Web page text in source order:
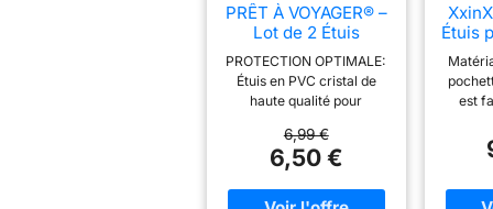
PRÊT À VOYAGER® –
Lot de 2 Étuis
Passeport
Transparent –
Format Européen
13x10 cm – PVC
Cristal Haute Qualité
– Fabriqué en
France – Protection
Passeport Souple
PROTECTION OPTIMALE:
Étuis en PVC cristal de
haute qualité pour
contre l'usure quotidienne
et les dommages FORMAT
parfaitement adaptées au
6,99 €
6,50 €
Étuis
-
est